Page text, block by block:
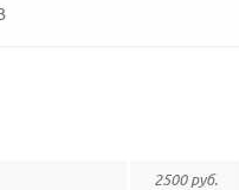
2500 руб.